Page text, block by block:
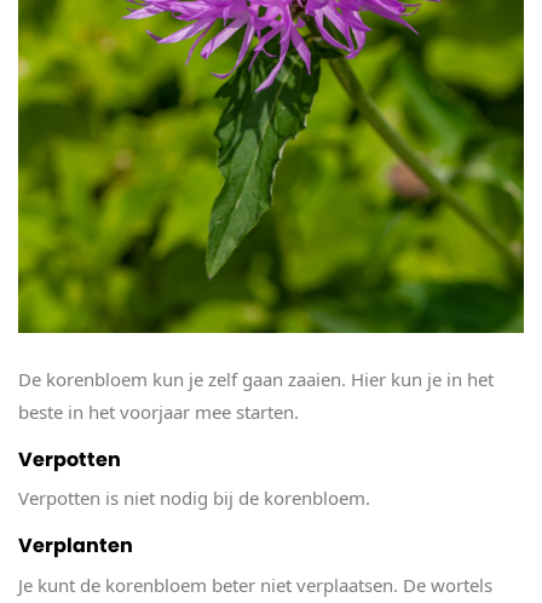
De korenbloem kun je zelf gaan zaaien. Hier kun je in het
beste in het voorjaar mee starten.
Verpotten
Verpotten is niet nodig bij de korenbloem.
Verplanten
Je kunt de korenbloem beter niet verplaatsen. De wortels